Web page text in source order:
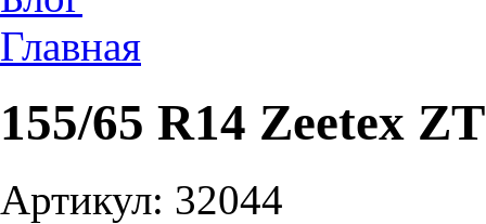
Главная
155/65 R14 Zeetex
Артикул: 32044